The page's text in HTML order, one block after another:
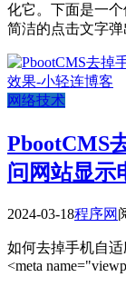
化它。下面是一
简洁的点击文字
网络技术
PbootCMS
问网站显示
2024-03-18程序网
如何去掉手机自
<meta